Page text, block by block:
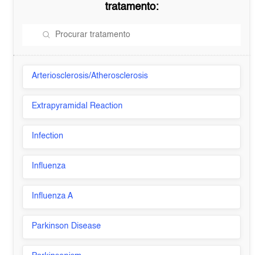
tratamento:
Arteriosclerosis/Atherosclerosis
Extrapyramidal Reaction
Infection
Influenza
Influenza A
Parkinson Disease